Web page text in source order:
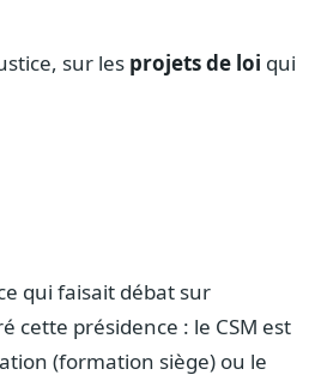
sur les projets de loi qui
qui faisait débat sur
cette présidence : le CSM est
(formation siège) ou le